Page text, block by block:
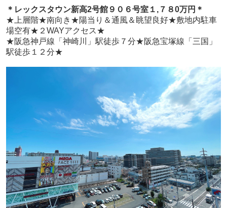
＊ レックスタウン新高2号館９０６号室１ ,７８0万円 ＊
★上層階★南向き★陽当り＆通風＆眺望良好★敷地内駐車
場空有★ ２WAYアクセス★
★阪急神戸線「神崎川」駅徒歩７分★阪急宝塚線「三国」
駅徒歩１２分★